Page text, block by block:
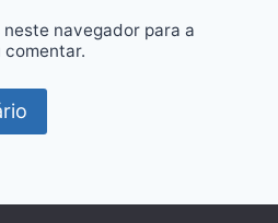
navegador para a
comentar.